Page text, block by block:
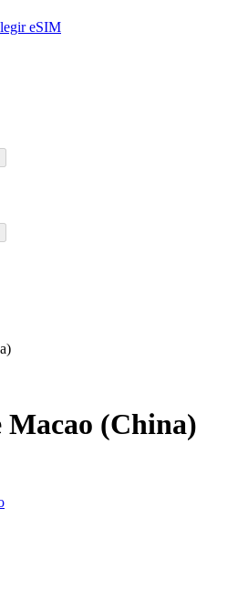
eSIM
Macao (China)